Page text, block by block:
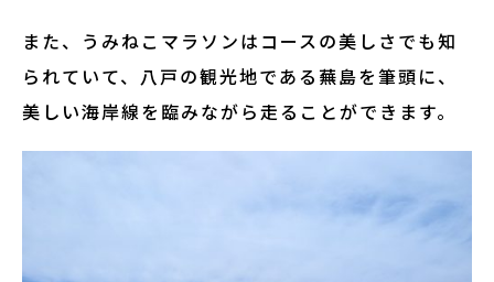
また、うみねこマラソンはコースの美しさでも知
られていて、八戸の観光地である蕪島を筆頭に、
美しい海岸線を臨みながら走ることができます。